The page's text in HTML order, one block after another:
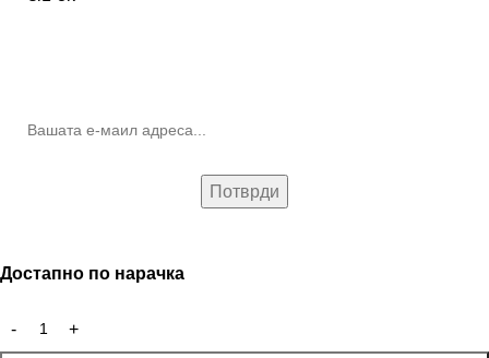
Достапно по нарачка